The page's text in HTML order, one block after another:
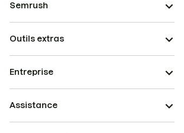
Semrush
Outils extras
Entreprise
Assistance